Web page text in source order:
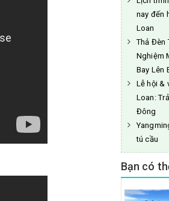
nay đến
Loan
Thả Đèn
Nghiệm
Bay Lên
Lễ hội &
Loan:
Đông
tú cầu
Bạn có